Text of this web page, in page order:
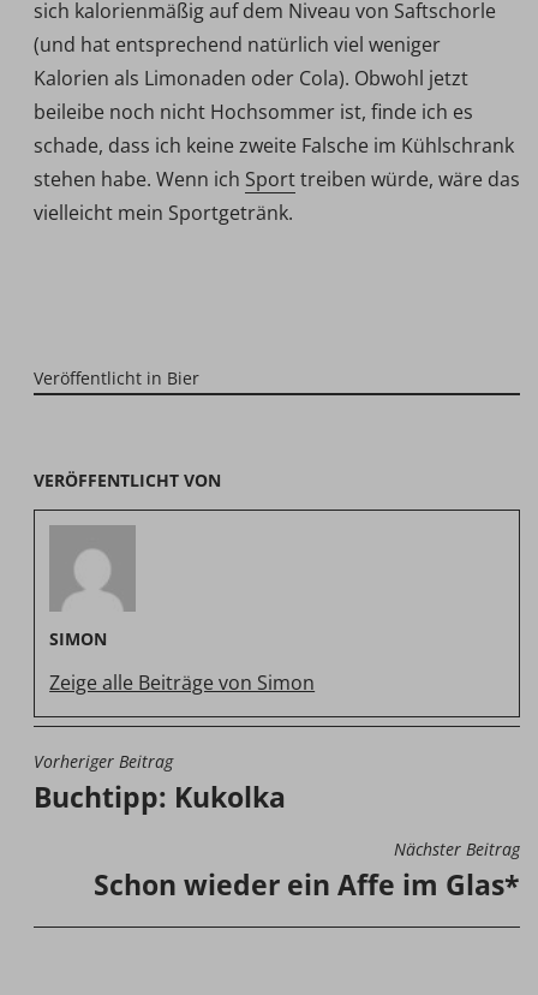
sich kalorienmäßig auf dem Niveau von Saftschorle
(und hat entsprechend natürlich viel weniger
Kalorien als Limonaden oder Cola). Obwohl jetzt
beileibe noch nicht Hochsommer ist, finde ich es
schade, dass ich keine zweite Falsche im Kühlschrank
stehen habe. Wenn ich Sporttreiben würde, wäre das
vielleicht mein Sportgetränk.
Veröffentlicht in Bier
VERÖFFENTLICHT VON
SIMON
Zeige alle Beiträge von Simon
BEITRAGSNAVIGATION
Vorheriger Beitrag
Buchtipp: Kukolka
Nächster Beitrag
Schon wieder ein Affe im Glas*